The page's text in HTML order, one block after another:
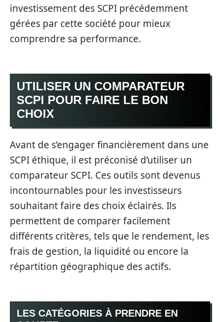
investissement des SCPI précédemment
gérées par cette société pour mieux
comprendre sa performance.
UTILISER UN COMPARATEUR
SCPI POUR FAIRE LE BON
CHOIX
Avant de s’engager financièrement dans une
SCPI éthique, il est préconisé d’utiliser un
comparateur SCPI. Ces outils sont devenus
incontournables pour les investisseurs
souhaitant faire des choix éclairés. Ils
permettent de comparer facilement
différents critères, tels que le rendement, les
frais de gestion, la liquidité ou encore la
répartition géographique des actifs.
LES CATÉGORIES À PRENDRE EN